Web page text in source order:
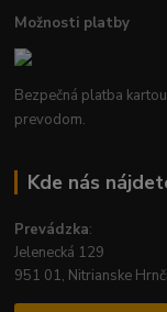
Možnosti platby
Bezpečná platba
prevodom.
Kde nás
Prevádzka:
Jelenecká 129
951 01, Nitrianske